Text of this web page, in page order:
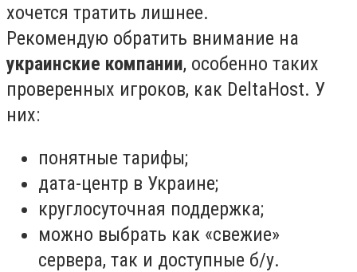
хочется тратить лишнее.
Рекомендую обратить внимание на
украинские компании, особенно таких
проверенных игроков, как DeltaHost. У
них:
понятные тарифы;
дата-центр в Украине;
круглосуточная поддержка;
можно выбрать как «свежие»
сервера, так и доступные б/у.